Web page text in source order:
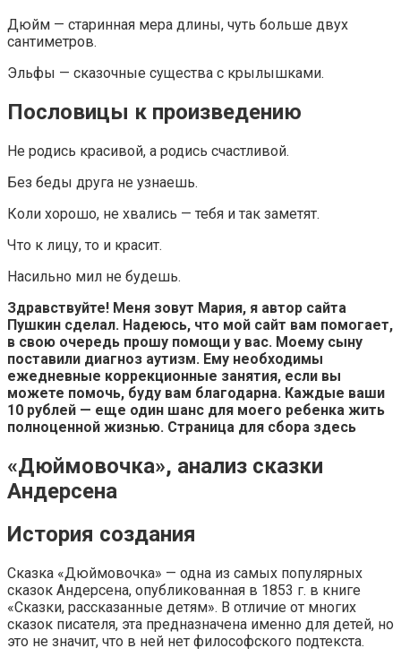
Дюйм — старинная мера длины, чуть больше двух
сантиметров.
Эльфы — сказочные существа с крылышками.
Пословицы к произведению
Не родись красивой, а родись счастливой.
Без беды друга не узнаешь.
Коли хорошо, не хвались — тебя и так заметят.
Что к лицу, то и красит.
Насильно мил не будешь.
Здравствуйте! Меня зовут Мария, я автор сайта
Пушкин сделал. Надеюсь, что мой сайт вам помогает,
в свою очередь прошу помощи у вас. Моему сыну
поставили диагноз аутизм. Ему необходимы
ежедневные коррекционные занятия, если вы
можете помочь, буду вам благодарна. Каждые ваши
10 рублей — еще один шанс для моего ребенка жить
полноценной жизнью. Страница для сбора здесь
«Дюймовочка», анализ сказки
Андерсена
История создания
Сказка «Дюймовочка» — одна из самых популярных
сказок Андерсена, опубликованная в 1853 г. в книге
«Сказки, рассказанные детям». В отличие от многих
сказок писателя, эта предназначена именно для детей, но
это не значит, что в ней нет философского подтекста.